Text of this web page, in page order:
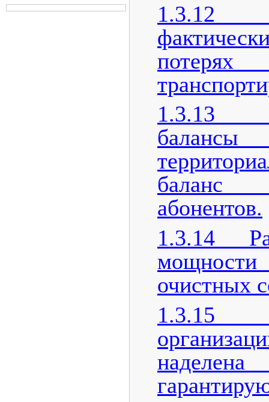
1.3.12
1.3.13
балансы
абонентов.
1.3.14
очистных
1.3.15